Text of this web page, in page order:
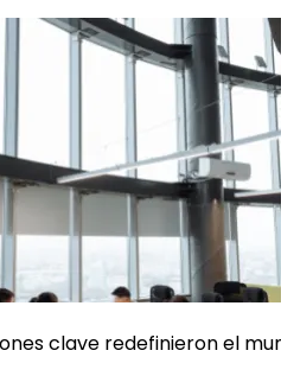
clave redefinieron el